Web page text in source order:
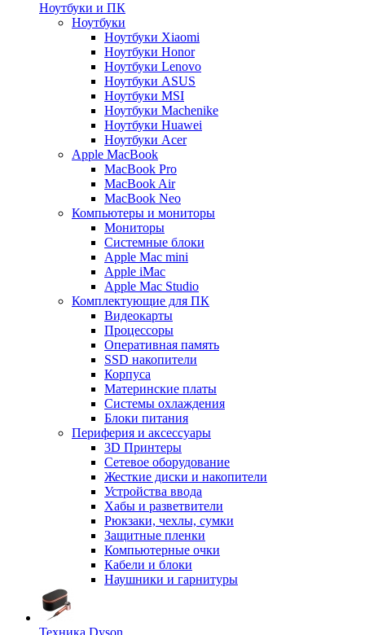
Ноутбуки и ПК
Ноутбуки
Ноутбуки Xiaomi
Ноутбуки Honor
Ноутбуки Lenovo
Ноутбуки ASUS
Ноутбуки MSI
Ноутбуки Machenike
Ноутбуки Huawei
Ноутбуки Acer
Apple MacBook
MacBook Pro
MacBook Air
MacBook Neo
Компьютеры и мониторы
Мониторы
Системные блоки
Apple Mac mini
Apple iMac
Apple Mac Studio
Комплектующие для ПК
Видеокарты
Процессоры
Оперативная память
SSD накопители
Корпуса
Материнские платы
Системы охлаждения
Блоки питания
Периферия и аксессуары
3D Принтеры
Сетевое оборудование
Жесткие диски и накопители
Устройства ввода
Хабы и разветвители
Рюкзаки, чехлы, сумки
Защитные пленки
Компьютерные очки
Кабели и блоки
Наушники и гарнитуры
Техника Dyson